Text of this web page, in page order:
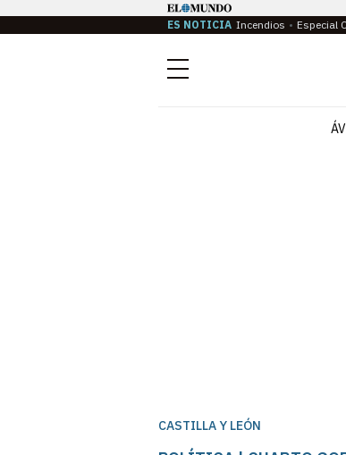
ES NOTICIA Incendios Especial
Menú
CASTILLA Y LEÓN